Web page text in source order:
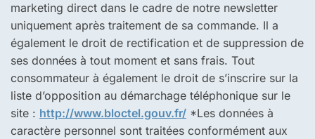
marketing direct dans le cadre de notre newsletter
uniquement après traitement de sa commande. Il a
également le droit de rectification et de suppression de
ses données à tout moment et sans frais. Tout
consommateur à également le droit de s’inscrire sur la
liste d’opposition au démarchage téléphonique sur le
site : http://www.bloctel.gouv.fr/ *Les données à
caractère personnel sont traitées conformément aux